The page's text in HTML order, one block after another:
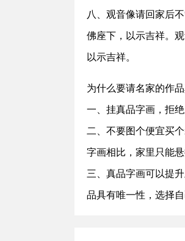
八、观音像请回家后
佛座下，以示吉祥。
以示吉祥。
为什么要请名家的作品
一、挂真品字画，拒
二、不要图个便宜买
字画相比，家里只能
三、真品字画可以提
品具有唯一性，选择